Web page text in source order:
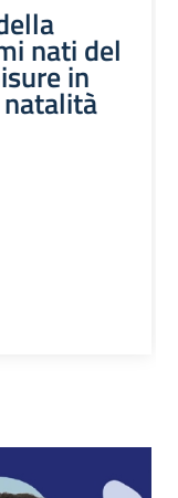
nati del
in